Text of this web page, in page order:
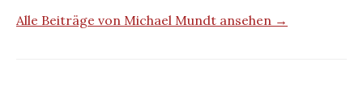
Alle Beiträge von Michael Mundt ansehen →